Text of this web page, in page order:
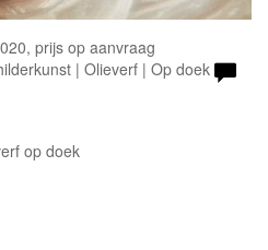
prijs op aanvraag
| Olieverf | Op doek
op doek